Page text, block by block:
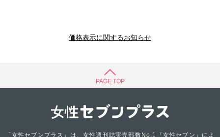
価格表示に関するお知らせ
PAGE TOP
「女性セブンプラス」は、女性週刊誌実売部数No.1「女性セブン」によ